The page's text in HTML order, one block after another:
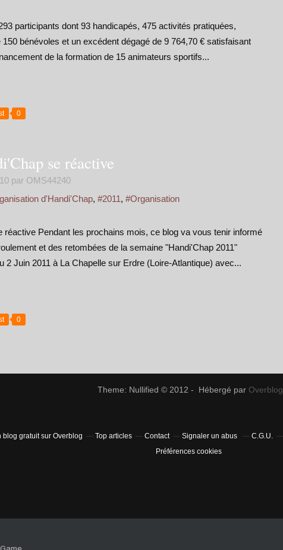
participants dont 93 handicapés, 475 activités pratiquées,
bénévoles et un excédent dégagé de 9 764,70 € satisfaisant
de la formation de 15 animateurs sportifs...
0
se réactive
par OMS44240
d'Handi'Chap, #2011, #Organisation
réactive Pendant les prochains mois, ce blog va vous tenir informé
et des retombées de la semaine "Handi'Chap 2011"
2 Juin 2011 à La Chapelle sur Erdre (Loire-Atlantique) avec...
0
Theme: Nullified © 2012 - Hébergé par Overblog
blog gratuit sur Overblog Top articles Contact Signaler un abus C.G.U.
Préférences cookies